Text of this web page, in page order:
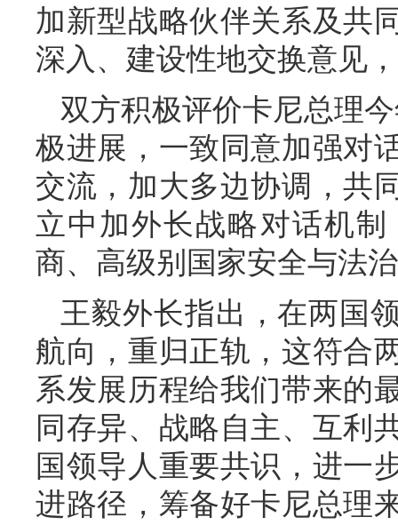
加新型战略伙伴关系及共
深入、建设性地交换意见
双方积极评价卡尼总理
极进展，一致同意加强对
交流，加大多边协调，共
立中加外长战略对话机
商、高级别国家安全与法
王毅外长指出，在两国
航向，重归正轨，这符合
系发展历程给我们带来的
同存异、战略自主、互利
国领导人重要共识，进一
进路径，筹备好卡尼总理